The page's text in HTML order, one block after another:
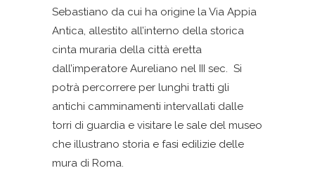
Sebastiano da cui ha origine la Via Appia
Antica, allestito all’interno della storica
cinta muraria della città eretta
dall’imperatore Aureliano nel III sec. Si
potrà percorrere per lunghi tratti gli
antichi camminamenti intervallati dalle
torri di guardia e visitare le sale del museo
che illustrano storia e fasi edilizie delle
mura di Roma.